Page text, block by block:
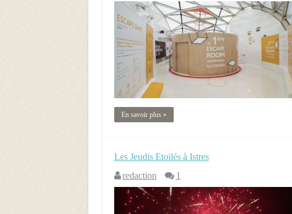
En savoir plus »
Les Jeudis Etoilés à Istres
redaction
1